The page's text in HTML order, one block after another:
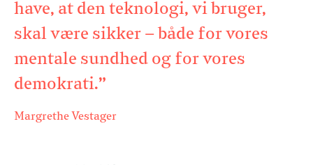
have, at den teknologi, vi bruger,
skal være sikker – både for vores
mentale sundhed og for vores
demokrati.”
Margrethe Vestager